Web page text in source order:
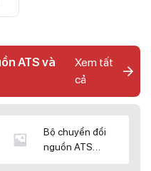
ATS và
Xem tất
cả
Bộ chuyển đổi
nguồn ATS